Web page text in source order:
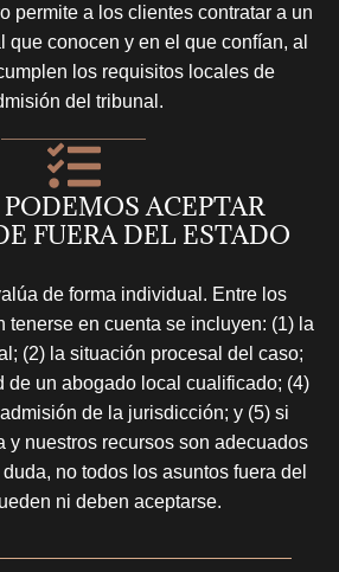
permite a los clientes contratar a un
que conocen y en el que confían, al
los requisitos locales de
del tribunal.
ACEPTAR
FUERA DEL ESTADO
de forma individual. Entre los
tenerse en cuenta se incluyen: (1) la
(2) la situación procesal del caso;
de un abogado local cualificado; (4)
de la jurisdicción; y (5) si
y nuestros recursos son adecuados
no todos los asuntos fuera del
ni deben aceptarse.